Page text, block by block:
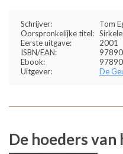
Schrijver:
Tom
Oorspronkelijke titel:
Eerste uitgave:
2001
ISBN/EAN:
Ebook:
Uitgever:
De
De hoeders